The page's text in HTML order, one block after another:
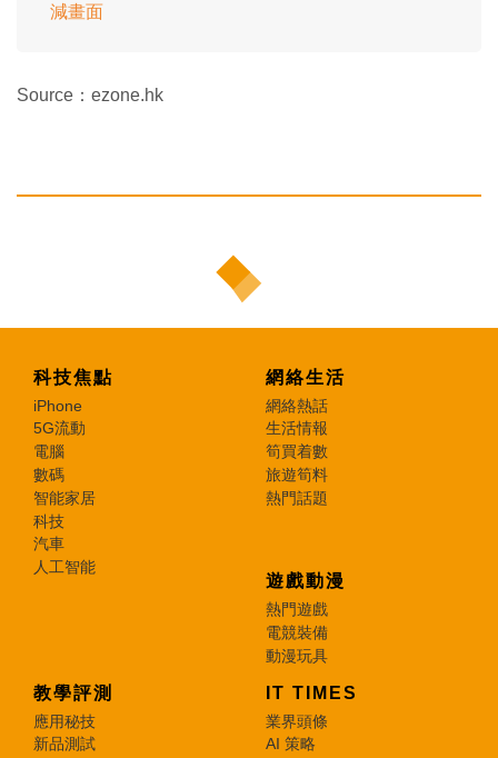
減畫面
Source：ezone.hk
科技焦點
iPhone
5G流動
電腦
數碼
智能家居
科技
汽車
人工智能
網絡生活
網絡熱話
生活情報
筍買着數
旅遊筍料
熱門話題
遊戲動漫
熱門遊戲
電競裝備
動漫玩具
教學評測
應用秘技
新品測試
IT TIMES
業界頭條
AI 策略